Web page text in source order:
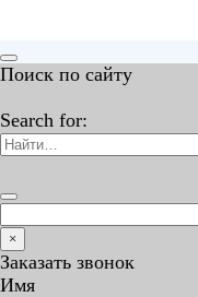
Поиск по сайту
Search for:
×
Заказать звонок
Имя